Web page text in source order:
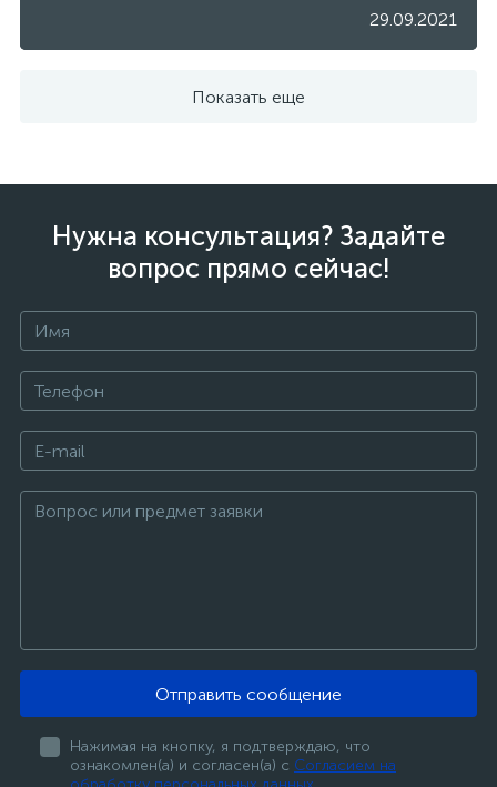
29.09.2021
Показать еще
Нужна консультация? Задайте
вопрос прямо сейчас!
Отправить сообщение
Нажимая на кнопку, я подтверждаю, что
ознакомлен(а) и согласен(а) с Согласием на